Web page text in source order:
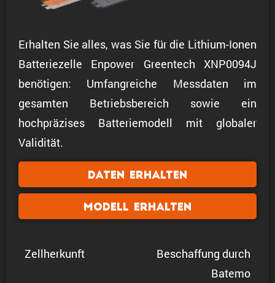
Erhalten Sie alles, was Sie für die Lithium-Ionen
Batteriezelle Enpower Greentech XNP0094J
benötigen: Umfangreiche Messdaten im
gesamten Betriebsbereich sowie ein
hochpräzises Batteriemodell mit globaler
Validität.
Daten erhalten
Modell erhalten
Zellher­kunft
Beschaf­fung durch
Batemo